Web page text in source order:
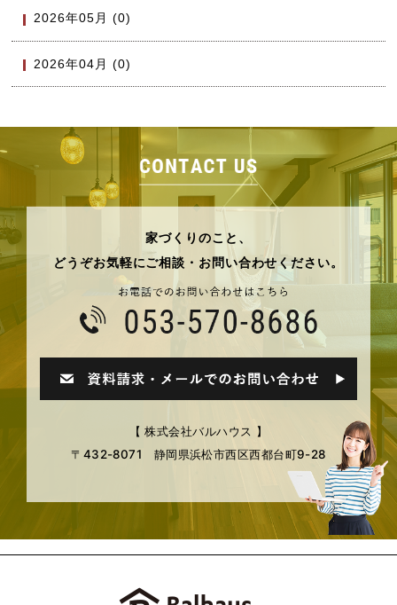
2026年05月 (0)
2026年04月 (0)
家づくりのこと、
どうぞお気軽にご相談・お問い合わせください。
【 株式会社バルハウス 】
〒432-8071 静岡県浜松市西区西都台町9-28